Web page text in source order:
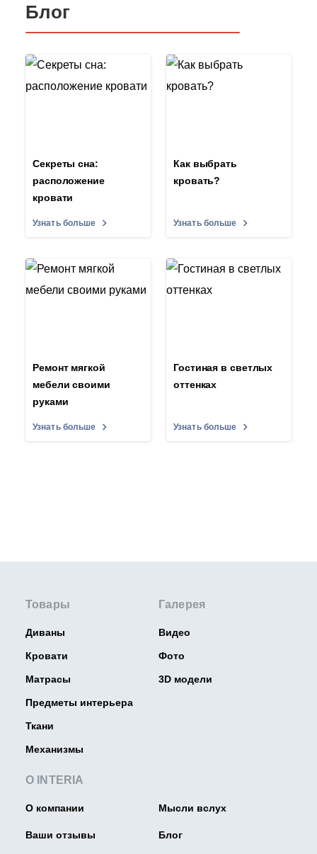
Блог
Секреты сна:
расположение
кровати
Узнать больше
Как выбрать
кровать?
Узнать больше
Ремонт мягкой
мебели своими
руками
Узнать больше
Гостиная в светлых
оттенках
Узнать больше
Товары
Диваны
Кровати
Матрасы
Предметы интерьера
Ткани
Механизмы
О INTERIA
О компании Мысли вслух
Ваши отзывы Блог
Галерея
Видео
Фото
3D модели